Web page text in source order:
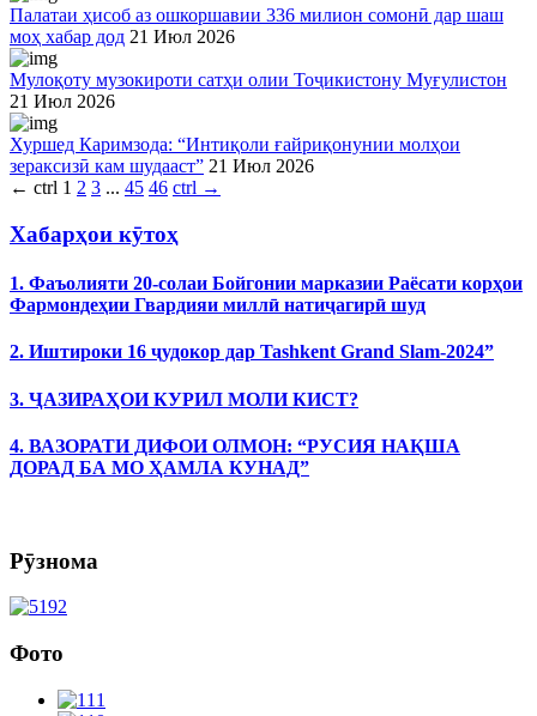
Палатаи ҳисоб аз ошкоршавии 336 милион сомонӣ дар шаш
моҳ хабар дод 21 Июл 2026
Мулоқоту музокироти сатҳи олии Тоҷикистону Муғулистон
21 Июл 2026
Хуршед Каримзода: “Интиқоли ғайриқонунии молҳои
зераксизӣ кам шудааст” 21 Июл 2026
← ctrl 1 2 3 ... 45 46 ctrl →
Хабарҳои кӯтоҳ
1. Фаъолияти 20-солаи Бойгонии марказии Раёсати корҳои
Фармондеҳии Гвардияи миллӣ натиҷагирӣ шуд
2. Иштироки 16 ҷудокор дар Tashkent Grand Slam-2024”
3. ҶАЗИРАҲОИ КУРИЛ МОЛИ КИСТ?
4. ВАЗОРАТИ ДИФОИ ОЛМОН: “РУСИЯ НАҚША
ДОРАД БА МО ҲАМЛА КУНАД”
Рӯзнома
Фото